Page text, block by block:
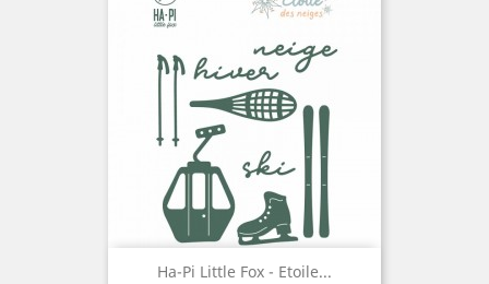
Ha-Pi Little Fox - Etoile...